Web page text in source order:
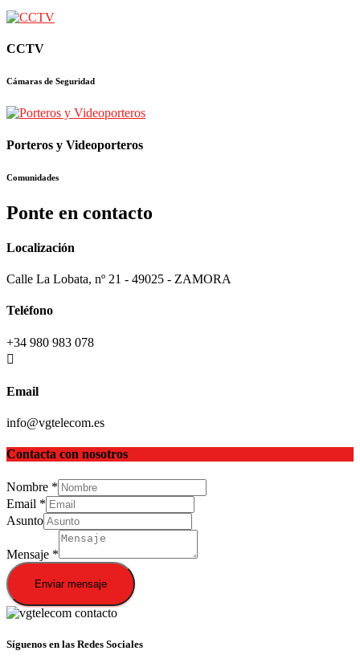
CCTV
Cámaras de Seguridad
Porteros y Videoporteros
Comunidades
Ponte en contacto
Localización
Calle La Lobata, nº 21 - 49025 - ZAMORA
Teléfono
+34 980 983 078
Email
info@vgtelecom.es
Contacta con nosotros
Nombre *
Email *
Asunto
Mensaje *
Enviar mensaje
Síguenos en las Redes Sociales